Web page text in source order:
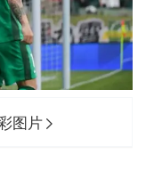
图片